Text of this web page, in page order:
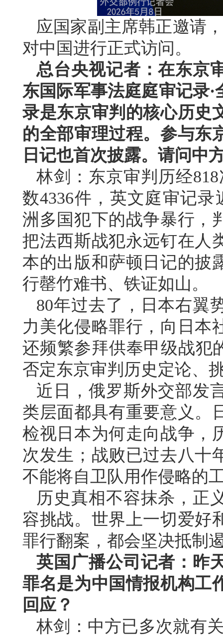
应国家副主席韩正邀请
对中国进行正式访问。
总台央视记者：在东京
东国际军事法庭庭审记录
录是东京审判的核心历史
的全部审理过程。参与东
日记也首次披露。请问中
林剑：东京审判历经
数4336件，英文庭审记
洲多国犯下的战争暴行，
把法西斯战犯永远钉在人
本的出版和萨顿日记的披
行罄竹难书、铁证如山。
80年过去了，日本右翼
力美化侵略罪行，向日本
还频繁参拜供奉甲级战犯
否定东京审判历史定论、
近日，俄罗斯外交部发
类层面都具有重要意义。
检视日本为何走向战争，
次发生；战败已过去八十
不能将自卫队用作侵略的
历史真相不容抹杀，正
容挑战。世界上一切爱好
罪行翻案，都会坚决抵制
英国广播公司记者：昨
罪名是为中国情报机构工
回应？
林剑：中方已多次就有